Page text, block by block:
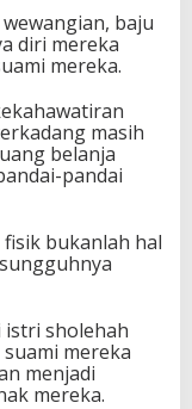
baju
diri mereka
mereka.
masih
belanja
pandai
bukanlah hal
istri sholehah
mereka
menjadi
mereka.